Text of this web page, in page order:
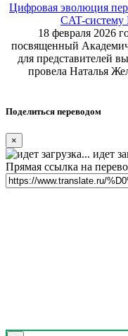
Цифровая эволюция
CAT-систему
18 февраля 2026
посвященный
для представителей
провела Наталья
Поделиться переводом
×
идет
Прямая ссылка на